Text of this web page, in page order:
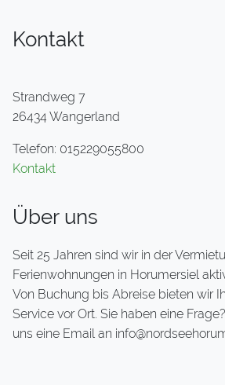
Kontakt
Strandweg 7
26434 Wangerland
Telefon: 015229055800
Kontakt
Über uns
Seit 25 Jahren sind wir in der
Ferienwohnungen in Horumersiel
Von Buchung bis Abreise bieten wir
Service vor Ort. Sie haben eine
uns eine Email an